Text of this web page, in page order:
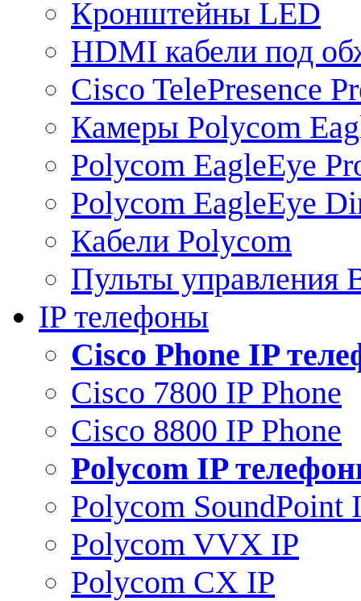
Кронштейны LED
HDMI кабели под
Cisco TelePresence
Камеры Polycom
Polycom EagleEye
Polycom EagleEye
Кабели Polycom
Пульты управления
IP телефоны
Сisco Phone IP
Cisco 7800 IP Phone
Cisco 8800 IP Phone
Polycom IP
Polycom SoundPoint
Polycom VVX IP
Polycom CX IP